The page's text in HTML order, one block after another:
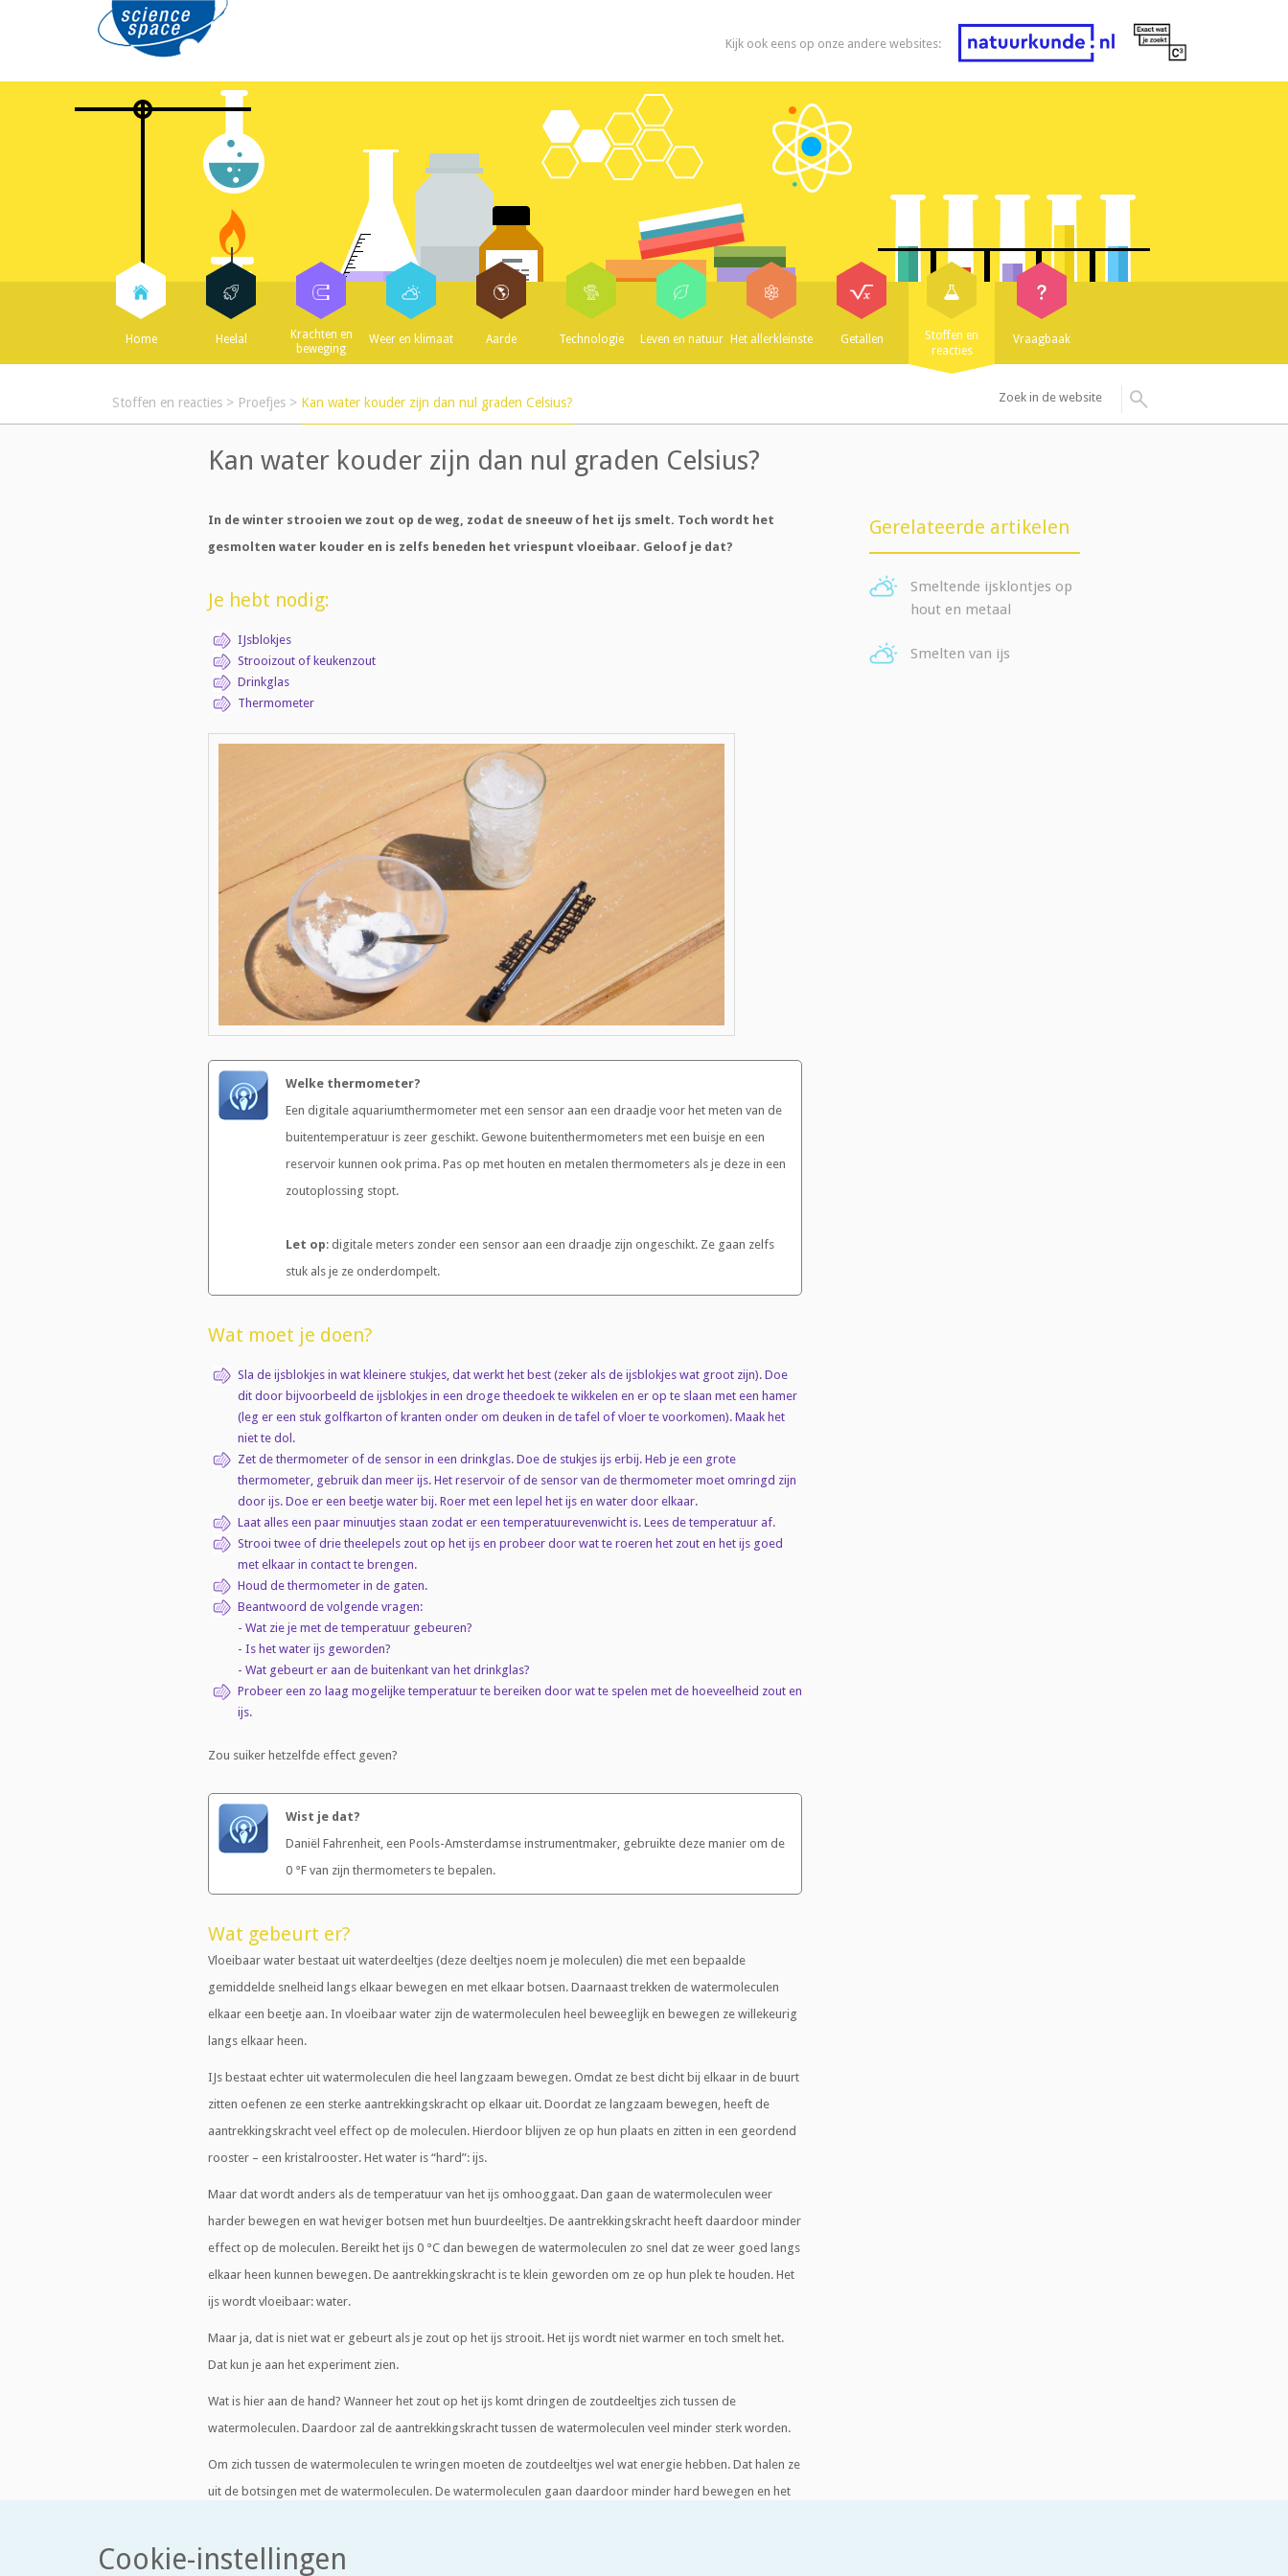
Kijk ook eens op onze andere websites:
Home Heelal
Krachten en
beweging
Weer en klimaat Aarde Technologie Leven en natuur Het allerkleinste Getallen
Stoffen en
reacties
Vraagbaak
Stoffen en reacties > Proefjes > Kan water kouder zijn dan nul graden Celsius?
Kan water kouder zijn dan nul graden Celsius?
In de winter strooien we zout op de weg, zodat de sneeuw of het ijs smelt. Toch wordt het
gesmolten water kouder en is zelfs beneden het vriespunt vloeibaar. Geloof je dat?
Je hebt nodig:
IJsblokjes
Strooizout of keukenzout
Drinkglas
Thermometer
Welke thermometer?
Een digitale aquariumthermometer met een sensor aan een draadje voor het meten van de
buitentemperatuur is zeer geschikt. Gewone buitenthermometers met een buisje en een
reservoir kunnen ook prima. Pas op met houten en metalen thermometers als je deze in een
zoutoplossing stopt.
Let op: digitale meters zonder een sensor aan een draadje zijn ongeschikt. Ze gaan zelfs
stuk als je ze onderdompelt.
Wat moet je doen?
Sla de ijsblokjes in wat kleinere stukjes, dat werkt het best (zeker als de ijsblokjes wat groot zijn). Doe
dit door bijvoorbeeld de ijsblokjes in een droge theedoek te wikkelen en er op te slaan met een hamer
(leg er een stuk golfkarton of kranten onder om deuken in de tafel of vloer te voorkomen). Maak het
niet te dol.
Zet de thermometer of de sensor in een drinkglas. Doe de stukjes ijs erbij. Heb je een grote
thermometer, gebruik dan meer ijs. Het reservoir of de sensor van de thermometer moet omringd zijn
door ijs. Doe er een beetje water bij. Roer met een lepel het ijs en water door elkaar.
Laat alles een paar minuutjes staan zodat er een temperatuurevenwicht is. Lees de temperatuur af.
Strooi twee of drie theelepels zout op het ijs en probeer door wat te roeren het zout en het ijs goed
met elkaar in contact te brengen.
Houd de thermometer in de gaten.
Beantwoord de volgende vragen:
- Wat zie je met de temperatuur gebeuren?
- Is het water ijs geworden?
- Wat gebeurt er aan de buitenkant van het drinkglas?
Probeer een zo laag mogelijke temperatuur te bereiken door wat te spelen met de hoeveelheid zout en
ijs.
Zou suiker hetzelfde effect geven?
Wist je dat?
Daniël Fahrenheit, een Pools-Amsterdamse instrumentmaker, gebruikte deze manier om de
0 °F van zijn thermometers te bepalen.
Wat gebeurt er?
Vloeibaar water bestaat uit waterdeeltjes (deze deeltjes noem je moleculen) die met een bepaalde
gemiddelde snelheid langs elkaar bewegen en met elkaar botsen. Daarnaast trekken de watermoleculen
elkaar een beetje aan. In vloeibaar water zijn de watermoleculen heel beweeglijk en bewegen ze willekeurig
langs elkaar heen.
IJs bestaat echter uit watermoleculen die heel langzaam bewegen. Omdat ze best dicht bij elkaar in de buurt
zitten oefenen ze een sterke aantrekkingskracht op elkaar uit. Doordat ze langzaam bewegen, heeft de
aantrekkingskracht veel effect op de moleculen. Hierdoor blijven ze op hun plaats en zitten in een geordend
rooster – een kristalrooster. Het water is “hard”: ijs.
Maar dat wordt anders als de temperatuur van het ijs omhooggaat. Dan gaan de watermoleculen weer
harder bewegen en wat heviger botsen met hun buurdeeltjes. De aantrekkingskracht heeft daardoor minder
effect op de moleculen. Bereikt het ijs 0 °C dan bewegen de watermoleculen zo snel dat ze weer goed langs
elkaar heen kunnen bewegen. De aantrekkingskracht is te klein geworden om ze op hun plek te houden. Het
ijs wordt vloeibaar: water.
Maar ja, dat is niet wat er gebeurt als je zout op het ijs strooit. Het ijs wordt niet warmer en toch smelt het.
Dat kun je aan het experiment zien.
Wat is hier aan de hand? Wanneer het zout op het ijs komt dringen de zoutdeeltjes zich tussen de
watermoleculen. Daardoor zal de aantrekkingskracht tussen de watermoleculen veel minder sterk worden.
Om zich tussen de watermoleculen te wringen moeten de zoutdeeltjes wel wat energie hebben. Dat halen ze
uit de botsingen met de watermoleculen. De watermoleculen gaan daardoor minder hard bewegen en het
binnendringen van de zoutdeeltjes, krijg je vloeibaar water dat toch heel koud wordt. Het vriespunt van zout
water ligt dan ook lager dan 0 °C. Voor op de winterse weg geldt het belangrijkste: zolang het maar geen ijs
Gerelateerde artikelen
Smeltende ijsklontjes op
hout en metaal
Smelten van ijs
Cookie-instellingen